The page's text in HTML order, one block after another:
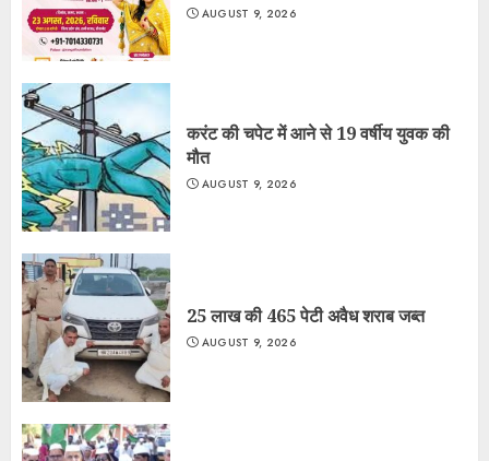
AUGUST 9, 2026
करंट की चपेट में आने से 19 वर्षीय युवक की
मौत
AUGUST 9, 2026
25 लाख की 465 पेटी अवैध शराब जब्त
AUGUST 9, 2026